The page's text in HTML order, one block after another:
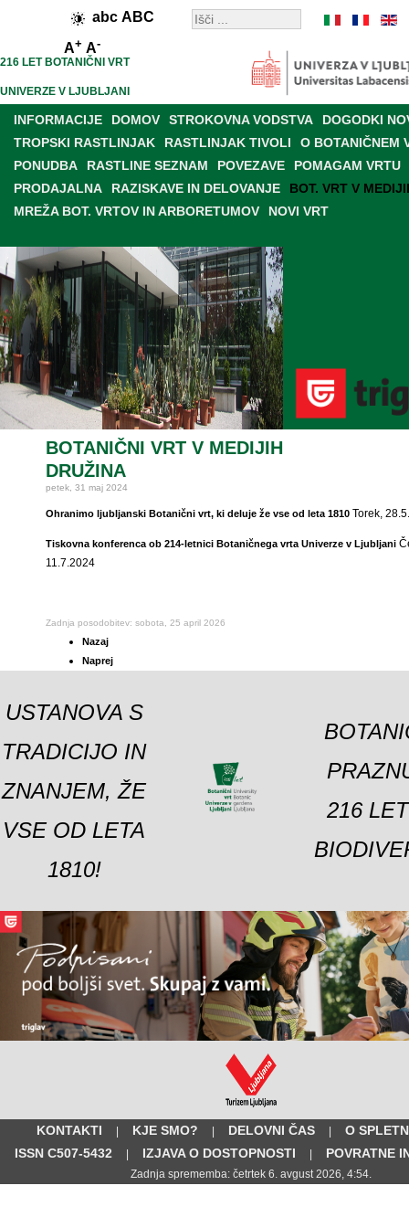
abc ABC
A+ A-
216 LET BOTANIČNI VRT
UNIVERZE V LJUBLJANI
INFORMACIJE DOMOV STROKOVNA VODSTVA
DOGODKI
TROPSKI RASTLINJAK
RASTLINJAK TIVOLI
O BOTANIČNEM
PONUDBA
RASTLINE SEZNAM POVEZAVE
POMAGAM VRTU
PRODAJALNA
RAZISKAVE IN DELOVANJE
BOT. VRT V
MREŽA BOT. VRTOV IN ARBORETUMOV
NOVI VRT
BOTANIČNI VRT V MEDIJIH
DRUŽINA
petek, 31 maj 2024
Ohranimo ljubljanski Botanični vrt, ki deluje že vse od leta 1810 Torek,
Tiskovna konferenca ob 214-letnici Botaničnega vrta Univerze v Ljubljani
11.7.2024
Zadnja posodobitev: sobota, 25 april 2026
Nazaj
Naprej
USTANOVA S
TRADICIJO IN
ZNANJEM, ŽE
VSE OD LETA
1810!
216
KONTAKTI | KJE SMO? | DELOVNI ČAS |
O
ISSN C507-5432
| IZJAVA O DOSTOPNOSTI | POVRATNE
Zadnja sprememba: četrtek 6. avgust 2026, 4:54.